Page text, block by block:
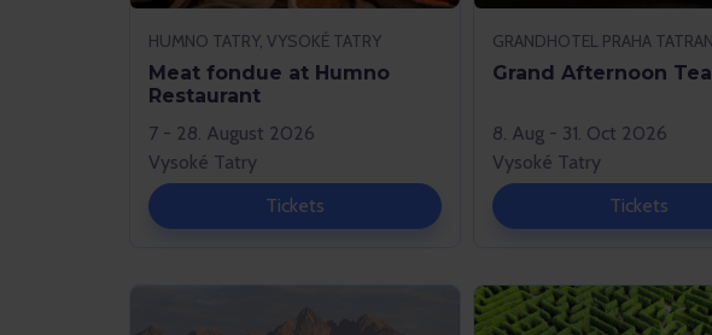
HUMNO TATRY, VYSOKÉ TATRY
Meat fondue at Humno
Restaurant
7 - 28. August 2026
Vysoké Tatry
Tickets
Grand Afternoon Tea
8. Aug - 31. Oct 2026
Vysoké Tatry
Tickets